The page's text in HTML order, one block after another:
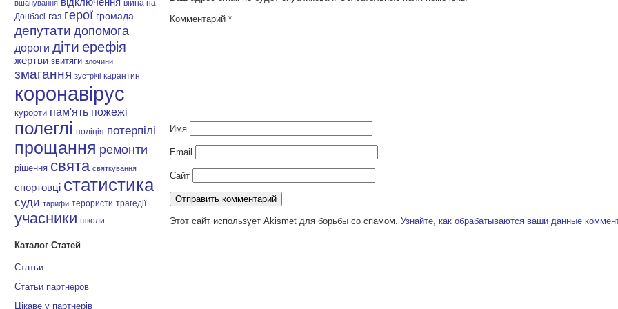
вшанування
війна на
Донбасі газ герої громада
депутати допомога
дороги діти ерефія
жертви звитяги злочини
змагання зустрічі карантин
коронавірус
курорти пам'ять пожежі
полеглі поліція потерпілі
прощання ремонти
рішення свята святкування
спортовці статистика
суди тарифи терористи трагедії
учасники школи
Каталог Статей
Статьи
Статьи партнеров
Цікаве у партнерів
Комментарий*
Имя
Email
Сайт
Этот сайт использует Akismet для борьбы со спамом.Узнайте, как обрабатываются ваши данные